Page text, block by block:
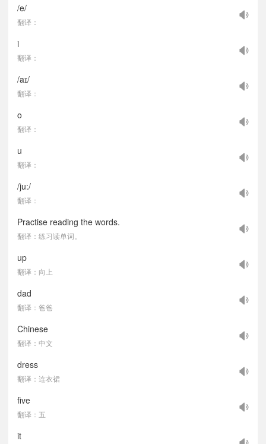
/e/
翻译：
i
翻译：
/aɪ/
翻译：
o
翻译：
u
翻译：
/ju:/
翻译：
Practise reading the words.
翻译：练习读单词。
up
翻译：向上
dad
翻译：爸爸
Chinese
翻译：中文
dress
翻译：连衣裙
five
翻译：五
it